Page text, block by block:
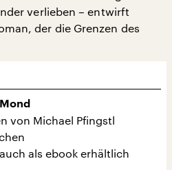
verlieben – entwirft
der die Grenzen des
von Michael Pfingstl
als ebook erhältlich